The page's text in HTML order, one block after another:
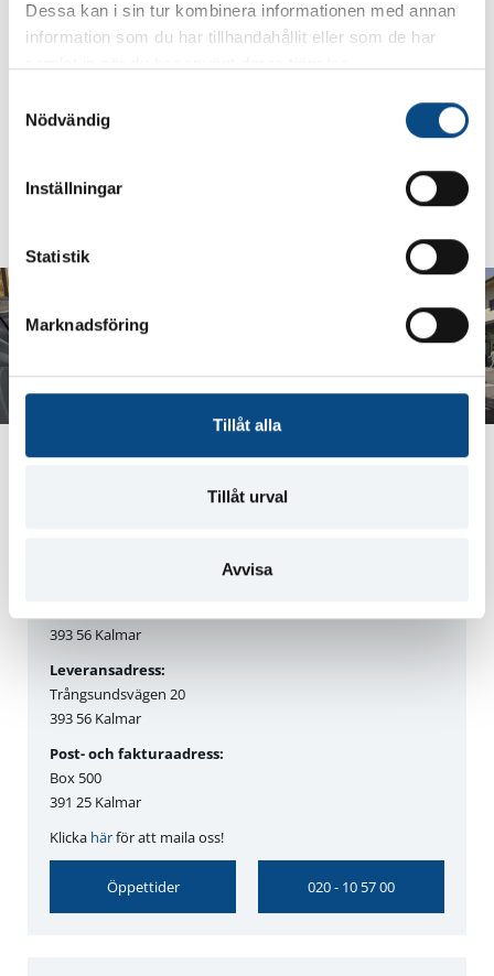
Dessa kan i sin tur kombinera informationen med annan
information som du har tillhandahållit eller som de har
e
s
v
a
Nödvändig
Inställningar
Statistik
Marknadsföring
Tillåt alla
Tillåt urval
Avvisa
393 56 Kalmar
Leveransadress:
Trångsundsvägen 20
393 56 Kalmar
Post- och fakturaadress:
Box 500
391 25 Kalmar
Klicka härför att maila oss!
Öppettider 020 - 10 57 00